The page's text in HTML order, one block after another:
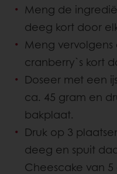
Meng de
deeg kort door
Meng vervolgens
cranberry`s kort
Doseer met een
ca. 45 gram en
bakplaat.
Druk op 3
deeg en spuit
Cheescake van 5